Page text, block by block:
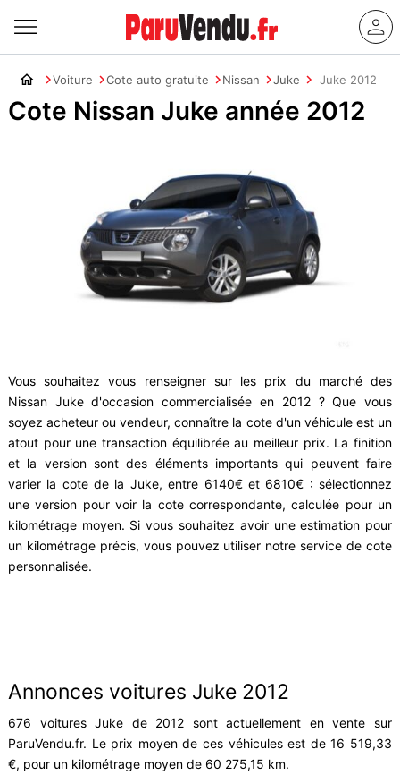
Voiture Cote auto gratuite Nissan Juke Juke 2012
Cote Nissan Juke année 2012
Vous souhaitez vous renseigner sur les prix du marché des
Nissan Juke d'occasion commercialisée en 2012 ? Que vous
soyez acheteur ou vendeur, connaître la cote d'un véhicule est un
atout pour une transaction équilibrée au meilleur prix. La finition
et la version sont des éléments importants qui peuvent faire
varier la cote de la Juke, entre 6140€ et 6810€ : sélectionnez
une version pour voir la cote correspondante, calculée pour un
kilométrage moyen. Si vous souhaitez avoir une estimation pour
un kilométrage précis, vous pouvez utiliser notre service de cote
personnalisée.
Annonces voitures Juke 2012
676 voitures Juke de 2012 sont actuellement en vente sur
ParuVendu.fr. Le prix moyen de ces véhicules est de 16 519,33
€, pour un kilométrage moyen de 60 275,15 km.